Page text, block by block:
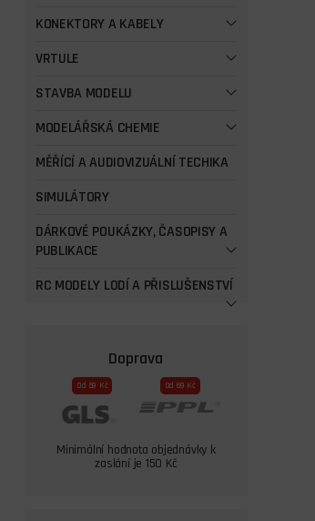
KONEKTORY A KABELY
VRTULE
STAVBA MODELU
MODELÁŘSKÁ CHEMIE
MĚŘÍCÍ A AUDIOVIZUÁLNÍ TECHIKA
SIMULÁTORY
DÁRKOVÉ POUKÁZKY, ČASOPISY A
PUBLIKACE
RC MODELY LODÍ A PŘISLUŠENSTVÍ
Doprava
Od 59 Kč Od 69 Kč
Minimální hodnota objednávky k
zaslání je 150 Kč